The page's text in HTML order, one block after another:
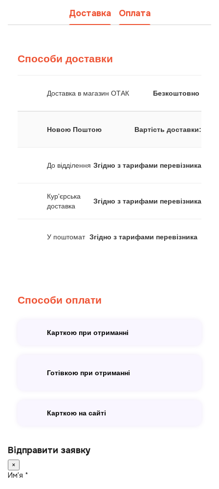
Доставка Оплата
Способи доставки
Доставка в магазин ОТАК Безкоштовно
Новою Поштою Вартість доставки:
До відділення Згідно з тарифами перевізника
Кур'єрська
доставка
Згідно з тарифами перевізника
У поштомат Згідно з тарифами перевізника
Способи оплати
Карткою при отриманні
Готівкою при отриманні
Карткою на сайті
Відправити заявку
×
Имʼя *